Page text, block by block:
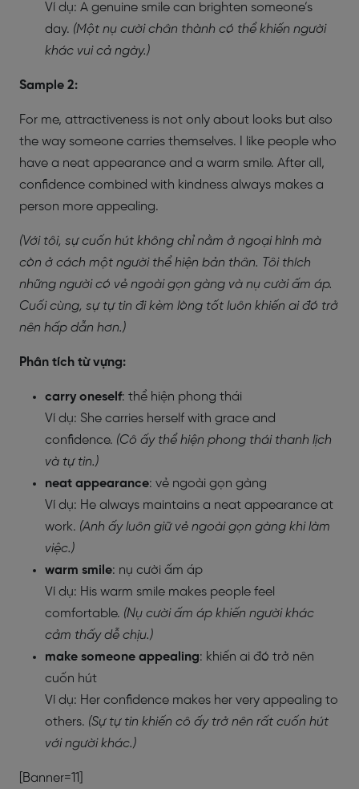
Ví dụ: A genuine smile can brighten someone’s
day. (Một nụ cười chân thành có thể khiến người
khác vui cả ngày.)
Sample 2:
For me, attractiveness is not only about looks but also
the way someone carries themselves. I like people who
have a neat appearance and a warm smile. After all,
confidence combined with kindness always makes a
person more appealing.
(Với tôi, sự cuốn hút không chỉ nằm ở ngoại hình mà
còn ở cách một người thể hiện bản thân. Tôi thích
những người có vẻ ngoài gọn gàng và nụ cười ấm áp.
Cuối cùng, sự tự tin đi kèm lòng tốt luôn khiến ai đó trở
nên hấp dẫn hơn.)
Phân tích từ vựng:
carry oneself: thể hiện phong thái
Ví dụ: She carries herself with grace and
confidence. (Cô ấy thể hiện phong thái thanh lịch
và tự tin.)
neat appearance: vẻ ngoài gọn gàng
Ví dụ: He always maintains a neat appearance at
work. (Anh ấy luôn giữ vẻ ngoài gọn gàng khi làm
việc.)
warm smile: nụ cười ấm áp
Ví dụ: His warm smile makes people feel
comfortable. (Nụ cười ấm áp khiến người khác
cảm thấy dễ chịu.)
make someone appealing: khiến ai đó trở nên
cuốn hút
Ví dụ: Her confidence makes her very appealing to
others. (Sự tự tin khiến cô ấy trở nên rất cuốn hút
với người khác.)
[Banner=11]